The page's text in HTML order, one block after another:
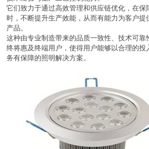
它们致力于通过高效管理和供应链优化，在保
时，不断提升生产效能，从而有能力为客户提
产品。
这种由专业制造带来的品质一致性、技术可靠
终将惠及终端用户，使得用户能够以合理的投
务有保障的照明解决方案。